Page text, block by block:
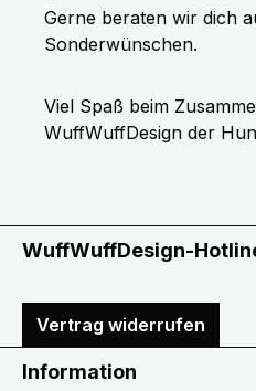
Gerne beraten wir dich
Sonderwünschen.
Viel Spaß beim
WuffWuffDesign der
WuffWuffDesign-
Vertrag widerrufen
Information